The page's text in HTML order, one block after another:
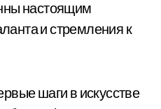
настоящим
и стремления к
шаги в искусстве